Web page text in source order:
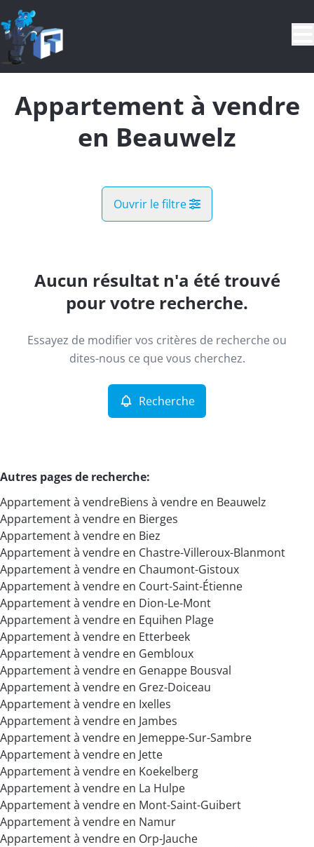
Aller au contenu principal
Appartement à vendre
en Beauwelz
Ouvrir le filtre
Beauwelz (6594) Remove
Appartement Remove
Max. budget
Chercher
Vue de la carte
Recherche Trier par
Aucun résultat n'a été trouvé
pour votre recherche.
Essayez de modifier vos critères de recherche ou
dites-nous ce que vous cherchez.
Recherche
Autres pages de recherche:
Appartement à vendreBiens à vendre en Beauwelz
Appartement à vendre en Bierges
Appartement à vendre en Biez
Appartement à vendre en Chastre-Villeroux-Blanmont
Appartement à vendre en Chaumont-Gistoux
Appartement à vendre en Court-Saint-Étienne
Appartement à vendre en Dion-Le-Mont
Appartement à vendre en Equihen Plage
Appartement à vendre en Etterbeek
Appartement à vendre en Gembloux
Appartement à vendre en Genappe Bousval
Appartement à vendre en Grez-Doiceau
Appartement à vendre en Ixelles
Appartement à vendre en Jambes
Appartement à vendre en Jemeppe-Sur-Sambre
Appartement à vendre en Jette
Appartement à vendre en Koekelberg
Appartement à vendre en La Hulpe
Appartement à vendre en Mont-Saint-Guibert
Appartement à vendre en Namur
Appartement à vendre en Orp-Jauche